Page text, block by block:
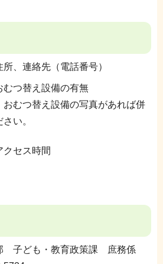
、連絡先（電話番号）
むつ替え設備の有無
むつ替え設備の写真があれば併
い。
クセス時間
子ども・教育政策課 庶務係